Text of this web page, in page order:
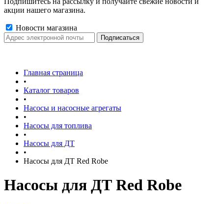
акции нашего магазина.
Новости магазина
Главная страница
•
Каталог товаров
•
Насосы и насосные агрегаты
•
Насосы для топлива
•
Насосы для ДТ
•
Насосы для ДТ Red Robe
Насосы для ДТ Red Robe